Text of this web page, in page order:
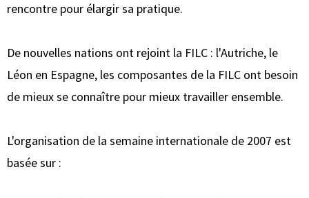
rencontre pour élargir sa pratique.
De nouvelles nations ont rejoint la FILC : l'Autriche, le
Léon en Espagne, les composantes de la FILC ont besoin
de mieux se connaître pour mieux travailler ensemble.
L'organisation de la semaine internationale de 2007 est
basée sur :